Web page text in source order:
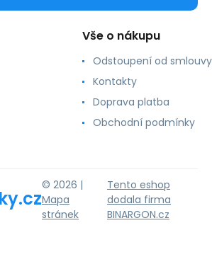
Vše o nákupu
Odstoupení od smlouvy
Kontakty
Doprava platba
Obchodní podmínky
© 2026 |
Mapa
stránek
Tento eshop
dodala firma
BINARGON.cz